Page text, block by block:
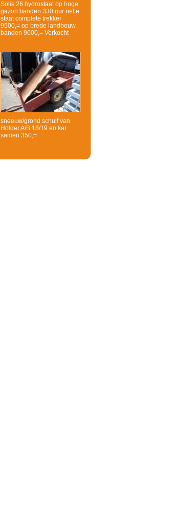
Solis 26 hydrostaat op hoge
gazon banden 330 uur nette
staat complete trekker
9500,= op brede landbouw
banden 9000,= Verkocht
sneeuw/grond schuif van
Holder A/B 18/19 en kar
samen 350,=